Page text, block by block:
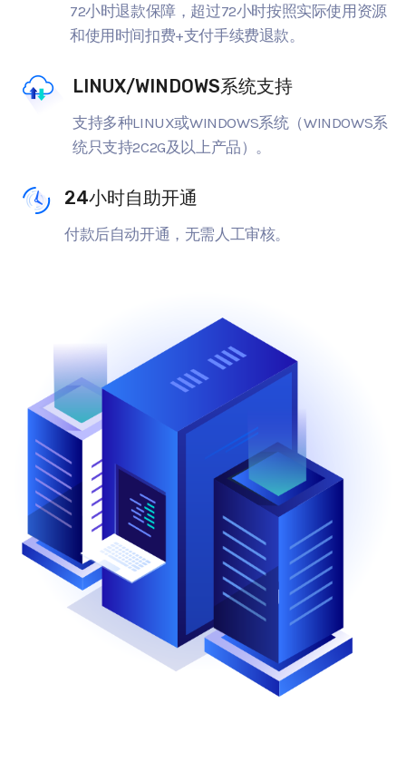
72小时退款保障，超过72小时按照实际使用资源
和使用时间扣费+支付手续费退款。
LINUX/WINDOWS系统支持
支持多种LINUX或WINDOWS系统（WINDOWS系
统只支持2C2G及以上产品）。
24小时自助开通
付款后自动开通，无需人工审核。